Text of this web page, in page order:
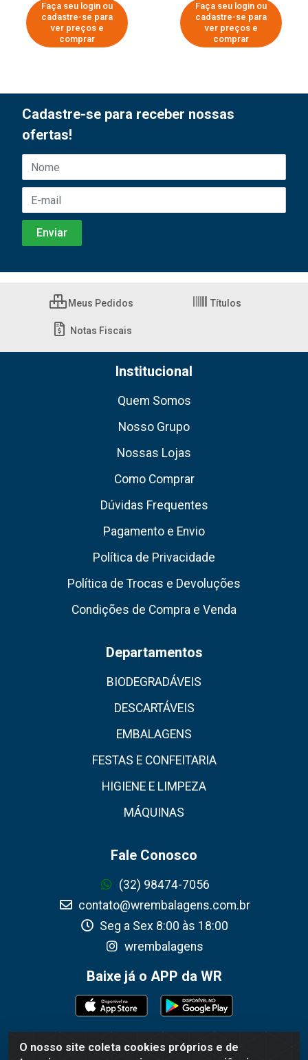
Faça seu login ou
cadastre-se para
ver preços e
comprar
Faça seu login ou
cadastre-se para
ver preços e
comprar
O nosso site coleta cookies próprios e de
Cadastre-se para receber nossas
ofertas!
Meus Pedidos Títulos
Notas Fiscais
Institucional
Quem Somos
Nosso Grupo
Nossas Lojas
Como Comprar
Dúvidas Frequentes
Pagamento e Envio
Política de Privacidade
Política de Trocas e Devoluções
Condições de Compra e Venda
Departamentos
BIODEGRADÁVEIS
DESCARTÁVEIS
EMBALAGENS
FESTAS E CONFEITARIA
HIGIENE E LIMPEZA
MÁQUINAS
Fale Conosco
(32) 98474-7056
contato@wrembalagens.com.br
Seg a Sex 8:00 às 18:00
wrembalagens
Baixe já o APP da WR
WR Embalagens - R. Cel. Teodoro Gomes de Araújo,